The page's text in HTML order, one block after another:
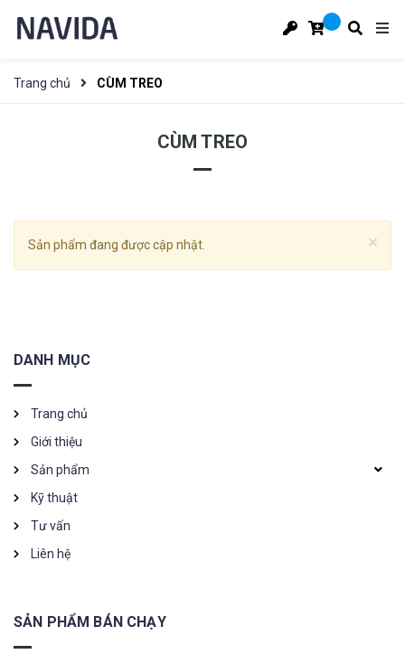
Trang chủ CÙM TREO
CÙM TREO
×
Sản phẩm đang được cập nhật.
DANH MỤC
Trang chủ
Giới thiệu
Sản phẩm
Kỹ thuật
Tư vấn
Liên hệ
SẢN PHẨM BÁN CHẠY